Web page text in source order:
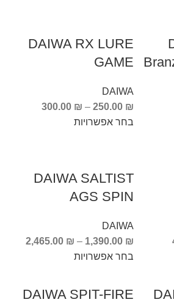
DAIWA RX LURE
GAME
DAIWA
250.00 ₪
–
300.00 ₪
בחר אפשרויות
DAIWA SALTIST
AGS SPIN
DAIWA
1,390.00 ₪
–
2,465.00 ₪
בחר אפשרויות
DAIWA SPIT-FIRE